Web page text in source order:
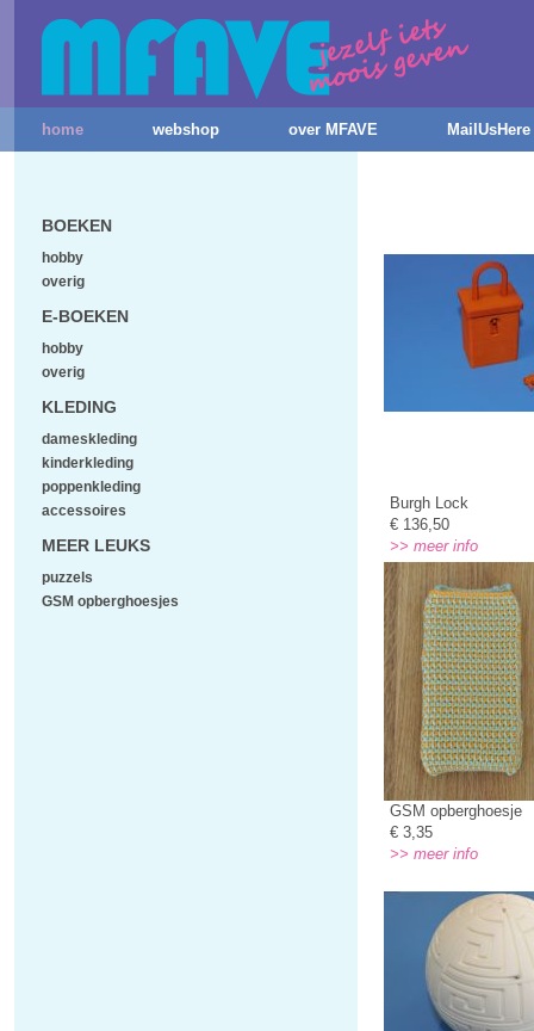
home webshop over MFAVE MailUsHere
Burgh Lock
€ 136,50
>> meer info
GSM opberghoesje
€ 3,35
>> meer info
BOEKEN
hobby
overig
E-BOEKEN
hobby
overig
KLEDING
dameskleding
kinderkleding
poppenkleding
accessoires
MEER LEUKS
puzzels
GSM opberghoesjes